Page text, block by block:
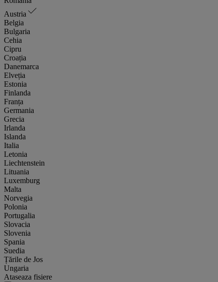
Austria
Belgia
Bulgaria
Cehia
Cipru
Croația
Danemarca
Elveția
Estonia
Finlanda
Franța
Germania
Grecia
Irlanda
Islanda
Italia
Letonia
Liechtenstein
Lituania
Luxemburg
Malta
Norvegia
Polonia
Portugalia
Slovacia
Slovenia
Spania
Suedia
Țările de Jos
Ungaria
Ataseaza fisiere